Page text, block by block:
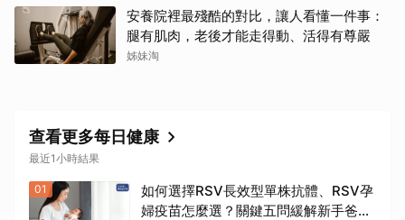
安養院裡最殘酷的對比，讓人看懂一件事：
腿有肌肉，老後才能走得動、活得有尊嚴
姊妹淘
查看更多每日健康
最近1小時結果
01
如何選擇RSV長效型單株抗體、RSV孕
婦疫苗怎麼選？關鍵五問緩解新手爸媽